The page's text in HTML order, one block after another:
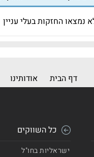
נמצאו החזקות בעלי עניין
דף הבית אודותינו
כל השווקים
ישראליות בחו"ל